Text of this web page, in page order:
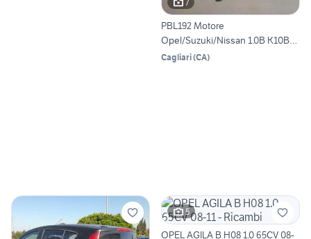
7
PBL192 Motore
Opel/Suzuki/Nissan 1.0B K10B
[08/--]
Cagliari(CA)
5
OPEL AGILA B H08 1.0 65CV 08-